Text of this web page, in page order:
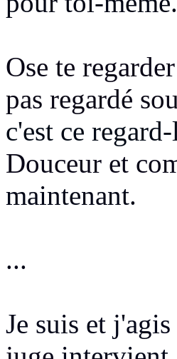
Ose te
pas regardé
c'est ce
Douceur et
maintenant.
...
Je suis et